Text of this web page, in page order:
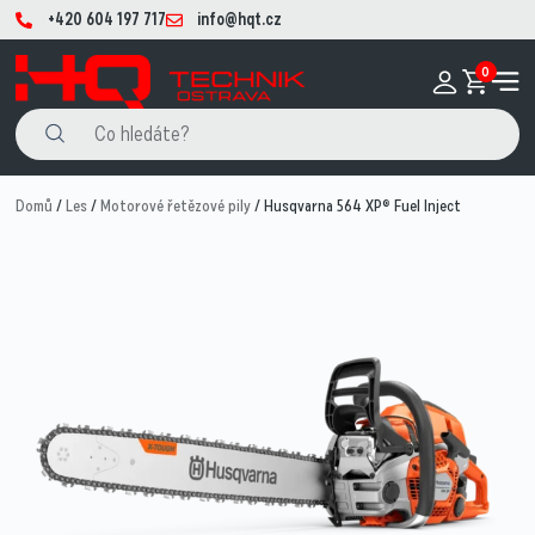
+420 604 197 717 info@hqt.cz
0
Domů /Les/Motorové řetězové pily/ Husqvarna 564 XP® Fuel Inject